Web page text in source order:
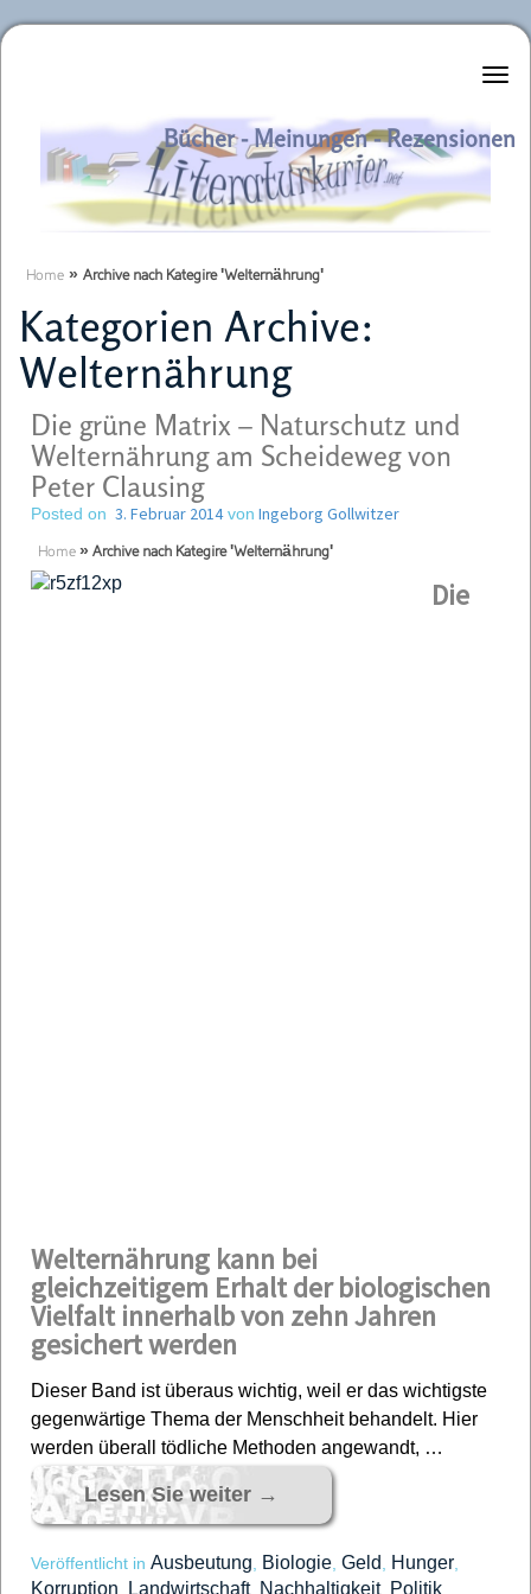
Literaturkurier.net
Bücher - Meinungen - Rezensionen
Home » Archive nach Kategire 'Welternährung'
Kategorien Archive:
Welternährung
Die grüne Matrix – Naturschutz und
Welternährung am Scheideweg von
Peter Clausing
Posted on 3. Februar 2014von Ingeborg Gollwitzer
Home » Archive nach Kategire 'Welternährung'
Die
Welternährung kann bei
gleichzeitigem Erhalt der biologischen
Vielfalt innerhalb von zehn Jahren
gesichert werden
Dieser Band ist überaus wichtig, weil er das wichtigste
gegenwärtige Thema der Menschheit behandelt. Hier
werden überall tödliche Methoden angewandt, …
Lesen Sie weiter →
Veröffentlicht in Ausbeutung Biologie Geld Hunger
Korruption Landwirtschaft, Nachhaltigkeit, Politik